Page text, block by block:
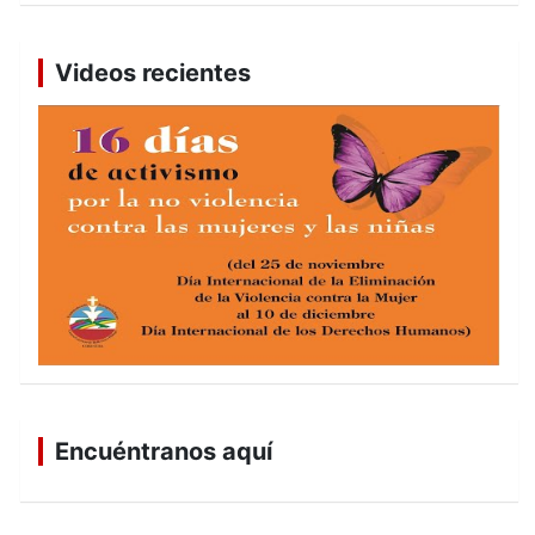
Videos recientes
Encuéntranos aquí